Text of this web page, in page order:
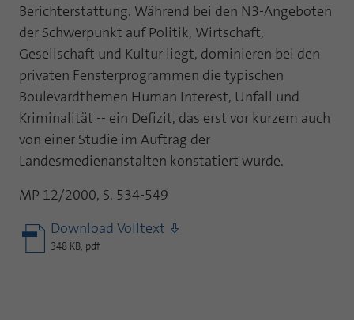
Berichterstattung. Während bei den N3-Angeboten
der Schwerpunkt auf Politik, Wirtschaft,
Gesellschaft und Kultur liegt, dominieren bei den
privaten Fensterprogrammen die typischen
Boulevardthemen Human Interest, Unfall und
Kriminalität -- ein Defizit, das erst vor kurzem auch
von einer Studie im Auftrag der
Landesmedienanstalten konstatiert wurde.
MP 12/2000, S. 534-549
Download Volltext
348 KB, pdf